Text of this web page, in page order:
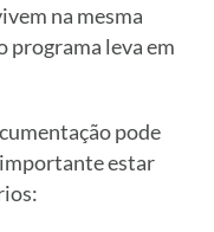
na mesma
programa leva em
pode
estar